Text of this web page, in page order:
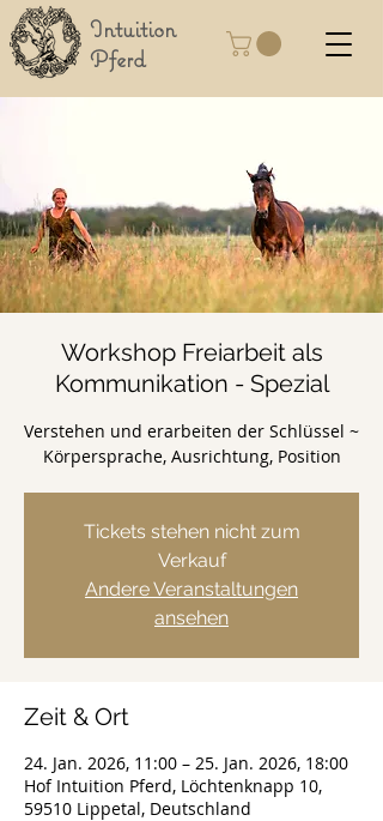
Intuition
Pferd
Workshop Freiarbeit als
Kommunikation - Spezial
Verstehen und erarbeiten der Schlüssel ~
Körpersprache, Ausrichtung, Position
Tickets stehen nicht zum
Verkauf
Andere Veranstaltungen
ansehen
Zeit & Ort
24. Jan. 2026, 11:00 – 25. Jan. 2026, 18:00
Hof Intuition Pferd, Löchtenknapp 10,
59510 Lippetal, Deutschland